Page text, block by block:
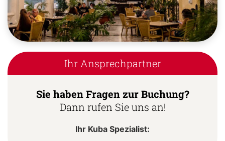
Ihr Ansprechpartner
Sie haben Fragen zur Buchung?
Dann rufen Sie uns an!
Ihr Kuba Spezialist: